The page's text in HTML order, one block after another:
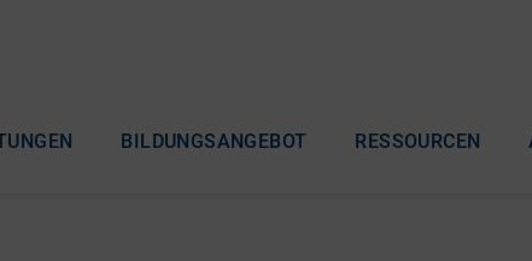
BILDUNGSANGEBOT RESSOURCEN